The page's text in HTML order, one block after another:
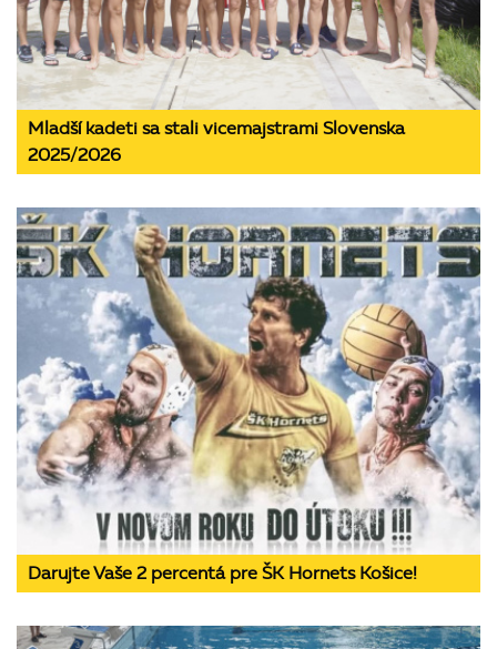
Mladší kadeti sa stali vicemajstrami Slovenska
2025/2026
Darujte Vaše 2 percentá pre ŠK Hornets Košice!